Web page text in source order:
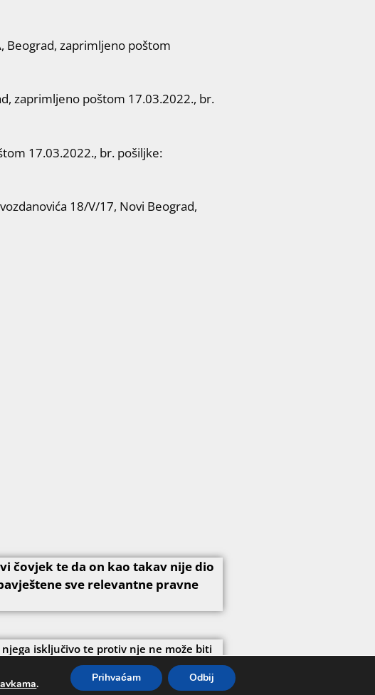
Beograd, zaprimljeno poštom
zaprimljeno poštom 17.03.2022., br.
17.03.2022., br. pošiljke:
18/V/17, Novi Beograd,
čovjek te da on kao takav nije dio
sve relevantne pravne
isključivo te protiv nje ne može biti
će svatko tko ne poštuje slobodnu volju
. Prihvaćam Odbij